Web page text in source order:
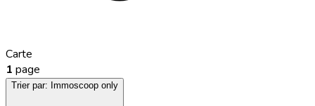
Carte
1 page
Trier par: Immoscoop only